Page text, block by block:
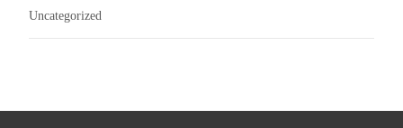
Uncategorized